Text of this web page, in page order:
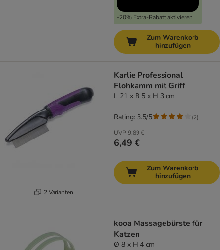
-20% Extra-Rabatt aktivieren
Zum Warenkorb
hinzufügen
2 Varianten
Karlie Professional
Flohkamm mit Griff
L 21 x B 5 x H 3 cm
UVP 9,89 €
6,49 €
Rating: 3.5/5 (2)
Zum Warenkorb
hinzufügen
kooa Massagebürste für
Katzen
Ø 8 x H 4 cm